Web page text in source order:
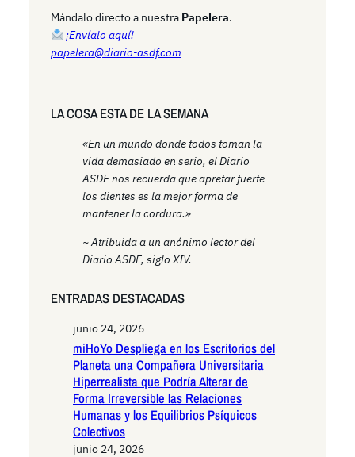
h
Mándalo directo a nuestra Papelera.
¡Envíalo aquí!
papelera@diario-asdf.com
LA COSA ESTA DE LA SEMANA
«En un mundo donde todos toman la
vida demasiado en serio, el Diario
ASDF nos recuerda que apretar fuerte
los dientes es la mejor forma de
mantener la cordura.»
~ Atribuida a un anónimo lector del
Diario ASDF, siglo XIV.
ENTRADAS DESTACADAS
junio 24, 2026
miHoYo Despliega en los Escritorios del
Planeta una Compañera Universitaria
Hiperrealista que Podría Alterar de
Forma Irreversible las Relaciones
Humanas y los Equilibrios Psíquicos
Colectivos
junio 24, 2026